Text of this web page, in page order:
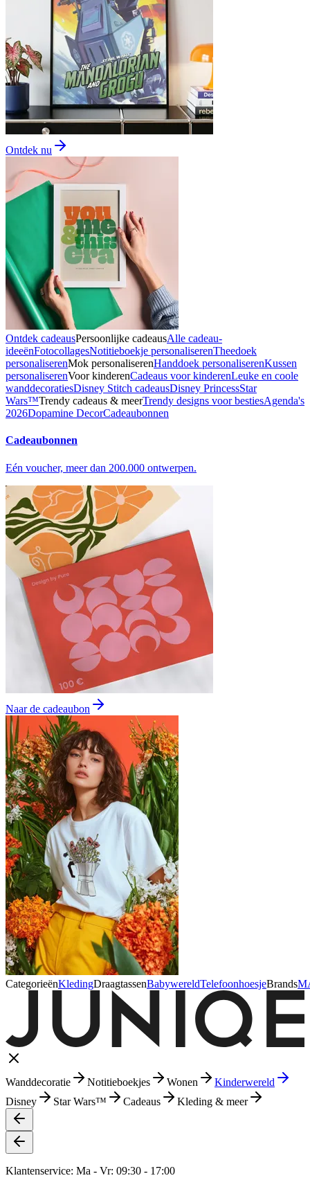
Ontdek nu
Ontdek cadeausPersoonlijke cadeausAlle cadeau-
ideeënFotocollagesNotitieboekje personaliserenTheedoek
personaliserenMok personaliserenHanddoek personaliserenKussen
personaliserenVoor kinderenCadeaus voor kinderenLeuke en coole
wanddecoratiesDisney Stitch cadeausDisney PrincessStar
Wars™Trendy cadeaus & meerTrendy designs voor bestiesAgenda's
2026Dopamine DecorCadeaubonnen
Cadeaubonnen
Eén voucher, meer dan 200.000 ontwerpen.
Naar de cadeaubon
CategorieënKledingDraagtassenBabywereldTelefoonhoesjeBrands
Wanddecoratie Notitieboekjes Wonen
Kinderwereld
Disney
Star Wars™ Cadeaus Kleding & meer
Klantenservice: Ma - Vr: 09:30 - 17:00